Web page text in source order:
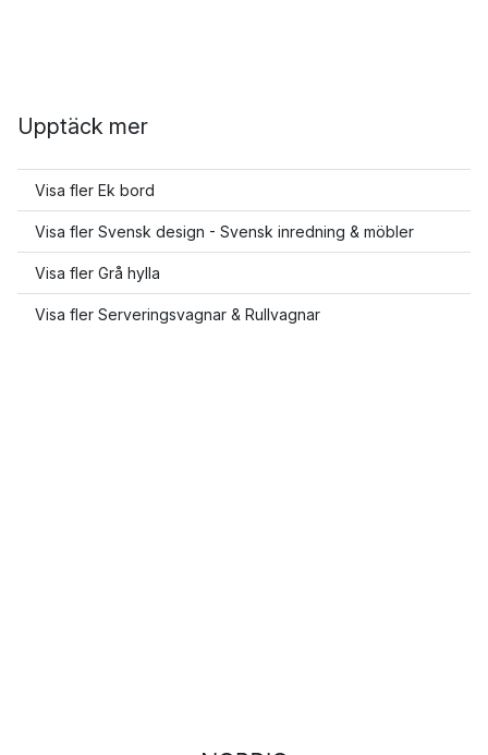
Upptäck mer
Visa fler Ek bord
Visa fler Svensk design - Svensk inredning & möbler
Visa fler Grå hylla
Visa fler Serveringsvagnar & Rullvagnar